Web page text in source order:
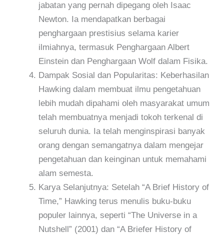
jabatan yang pernah dipegang oleh Isaac
Newton. Ia mendapatkan berbagai
penghargaan prestisius selama karier
ilmiahnya, termasuk Penghargaan Albert
Einstein dan Penghargaan Wolf dalam Fisika.
Dampak Sosial dan Popularitas: Keberhasilan
Hawking dalam membuat ilmu pengetahuan
lebih mudah dipahami oleh masyarakat umum
telah membuatnya menjadi tokoh terkenal di
seluruh dunia. Ia telah menginspirasi banyak
orang dengan semangatnya dalam mengejar
pengetahuan dan keinginan untuk memahami
alam semesta.
Karya Selanjutnya: Setelah “A Brief History of
Time,” Hawking terus menulis buku-buku
populer lainnya, seperti “The Universe in a
Nutshell” (2001) dan “A Briefer History of